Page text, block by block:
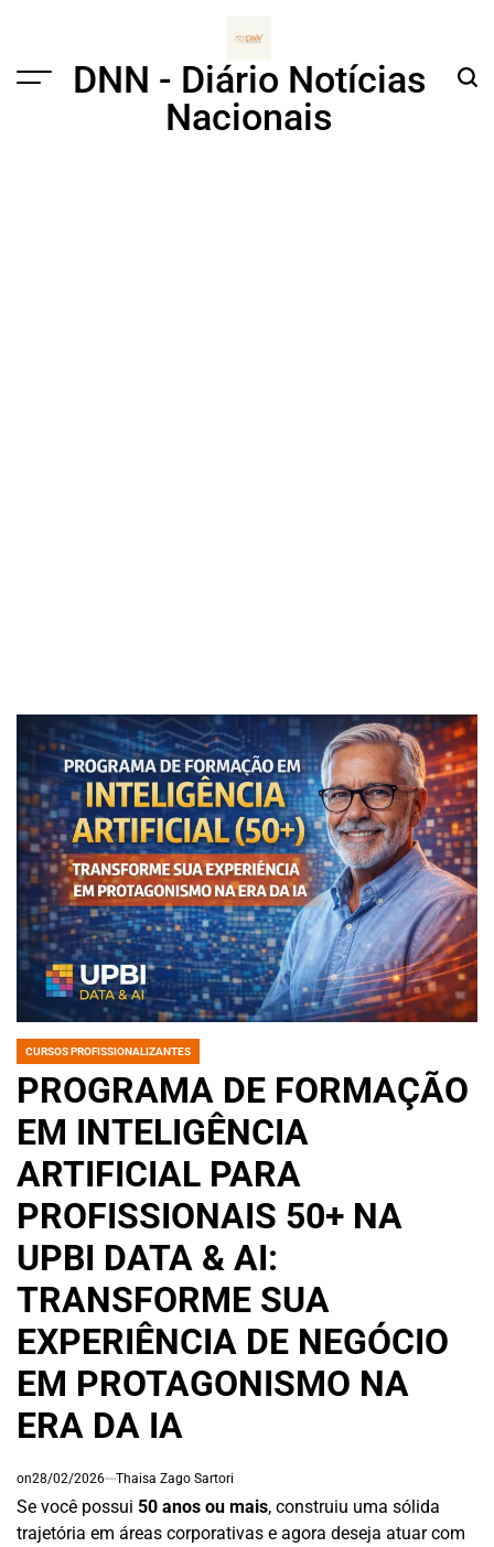
Menu
DNN - Diário Notícias
Nacionais
POSTED
CURSOS PROFISSIONALIZANTES
PROGRAMA DE FORMAÇÃO
EM INTELIGÊNCIA
ARTIFICIAL PARA
PROFISSIONAIS 50+ NA
UPBI DATA & AI:
TRANSFORME SUA
EXPERIÊNCIA DE NEGÓCIO
EM PROTAGONISMO NA
ERA DA IA
on28/02/2026 Thaisa Zago Sartori
Se você possui 50 anos ou mais, construiu uma sólida
trajetória em áreas corporativas e agora deseja atuar com